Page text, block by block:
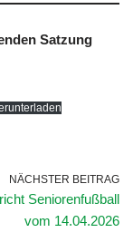
Satzung
NÄCHSTER BEITRAG
Seniorenfußball
vom 14.04.2026